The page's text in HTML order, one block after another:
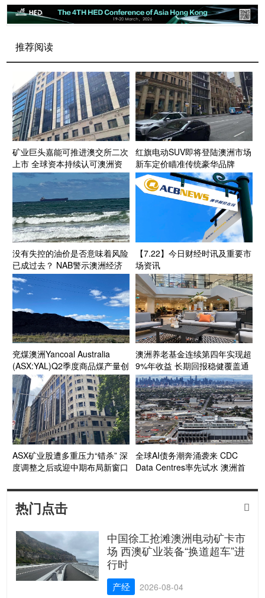
推荐阅读
矿业巨头嘉能可推进澳交所二次
上市 全球资本持续认可澳洲资
源投资生态
红旗电动SUV即将登陆澳洲市场
新车定价瞄准传统豪华品牌
没有失控的油价是否意味着风险
已成过去？ NAB警示澳洲经济
面临“滚动式”能源成本压力
【7.22】今日财经时讯及重要市
场资讯
兖煤澳洲Yancoal Australia
(ASX:YAL)Q2季度商品煤产量创
新高 年产量预计达指导区间上
段 Kestrel煤矿收购获FIRB批准
收官在望
澳洲养老基金连续第四年实现超
9%年收益 长期回报稳健覆盖通
胀目标
ASX矿业股遭多重压力“错杀” 深
度调整之后或迎中期布局新窗口
全球AI债务潮奔涌袭来 CDC
Data Centres率先试水 澳洲首
热门点击 
中国徐工抢滩澳洲电动矿卡市
场 西澳矿业装备“换道超车”进
行时
产经 2026-08-04